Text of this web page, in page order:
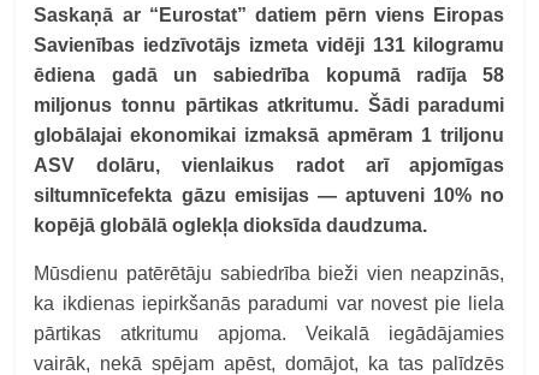
Saskaņā ar “Eurostat” datiem pērn viens Eiropas
Savienības iedzīvotājs izmeta vidēji 131 kilogramu
ēdiena gadā un sabiedrība kopumā radīja 58
miljonus tonnu pārtikas atkritumu. Šādi paradumi
globālajai ekonomikai izmaksā apmēram 1 triljonu
ASV dolāru, vienlaikus radot arī apjomīgas
siltumnīcefekta gāzu emisijas — aptuveni 10% no
kopējā globālā oglekļa dioksīda daudzuma.
Mūsdienu patērētāju sabiedrība bieži vien neapzinās,
ka ikdienas iepirkšanās paradumi var novest pie liela
pārtikas atkritumu apjoma. Veikalā iegādājamies
vairāk, nekā spējam apēst, domājot, ka tas palīdzēs